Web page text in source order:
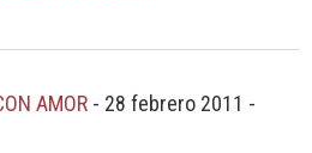
AMOR - 28 febrero 2011 -